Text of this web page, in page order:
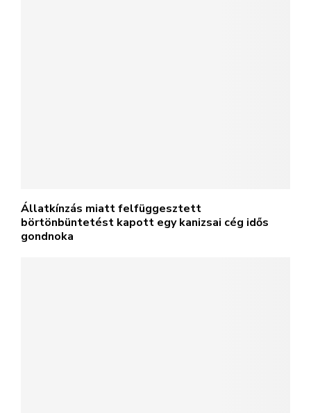
Állatkínzás miatt felfüggesztett
börtönbüntetést kapott egy kanizsai cég idős
gondnoka